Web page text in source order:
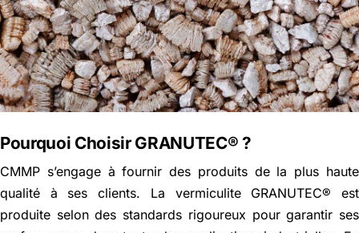
Pourquoi Choisir GRANUTEC® ?
CMMP s’engage à fournir des produits de la plus haute
qualité à ses clients. La vermiculite GRANUTEC® est
produite selon des standards rigoureux pour garantir ses